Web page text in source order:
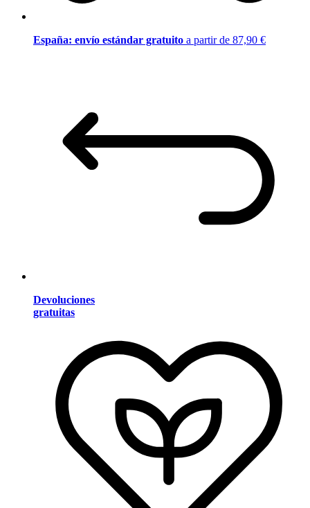
España: envío estándar gratuito a partir de 87,90 €
Devoluciones
gratuitas